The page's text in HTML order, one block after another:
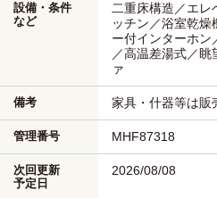
設備・条件
など
二重床構造／エレ
ッチン／浴室乾燥
ー付インターホン
／高温差湯式／
ァ
備考 家具・什器等は販
管理番号 MHF87318
次回更新
予定日
2026/08/08